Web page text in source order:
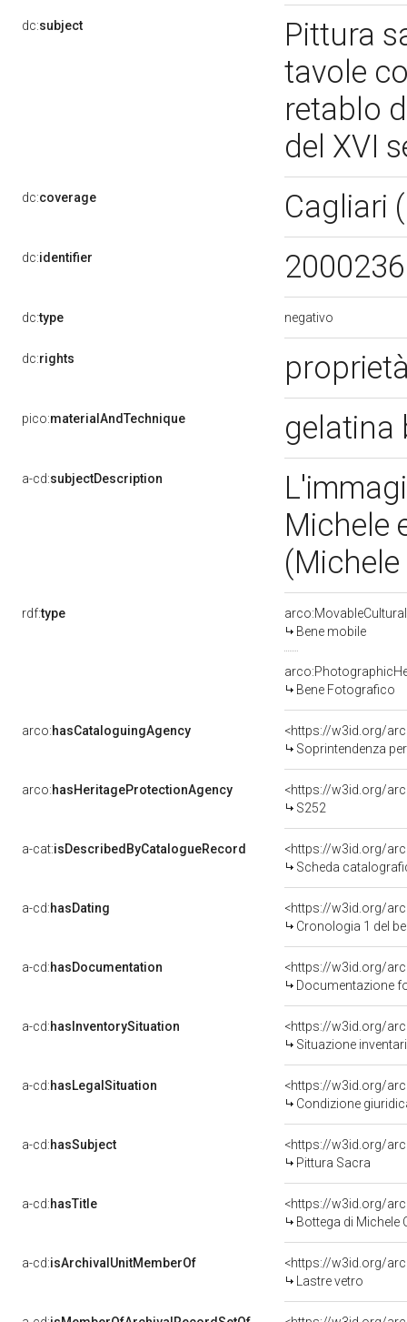
dc:subject
Pittura
tavole
retablo
del XVI
dc:coverage Cagliari
dc:identifier
dc:type negativo
dc:rights
pico:materialAndTechnique
a-cd:subjectDescription
Michele
rdf:type
Bene mobile
Bene Fotografico
arco:hasCataloguingAgency
<https://w3id.org/
Soprintendenza per i
arco:hasHeritageProtectionAgency
<https://w3id.org/
S252
a-cat:isDescribedByCatalogueRecord
<https://w3id.org/
Scheda
a-cd:hasDating
<https://w3id.org/
Cronologia 1 del
a-cd:hasDocumentation
Documentazione
a-cd:hasInventorySituation
<https://w3id.org/
Situazione
a-cd:hasLegalSituation
<https://w3id.org/
Condizione
a-cd:hasSubject
<https://w3id.org/
Pittura Sacra
a-cd:hasTitle
Bottega di Michele
a-cd:isArchivalUnitMemberOf
<https://w3id.org/
Lastre vetro